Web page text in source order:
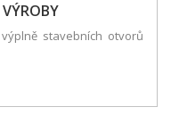
stavebních otvorů